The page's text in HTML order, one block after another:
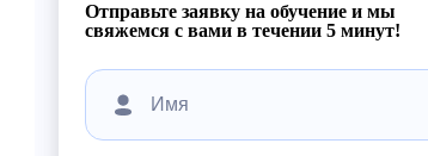
Отправьте заявку на обучение и мы
свяжемся с вами в течении 5 минут!